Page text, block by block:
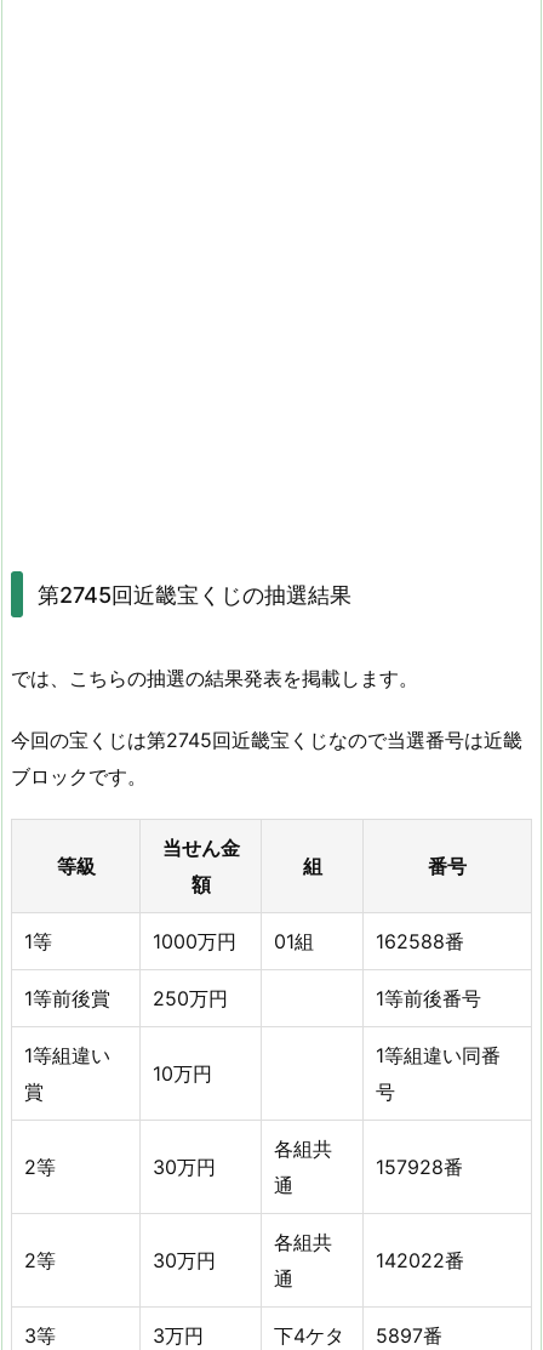
第2745回近畿宝くじの抽選結果
では、こちらの抽選の結果発表を掲載します。
今回の宝くじは第2745回近畿宝くじなので当選番号は近畿
ブロックです。
等級
当せん金
額
組 番号
1等 1000万円 01組 162588番
1等前後賞 250万円 1等前後番号
1等組違い
賞
10万円
1等組違い同番
号
2等 30万円
各組共
通
157928番
2等 30万円
各組共
通
142022番
3等 3万円 下4ケタ 5897番